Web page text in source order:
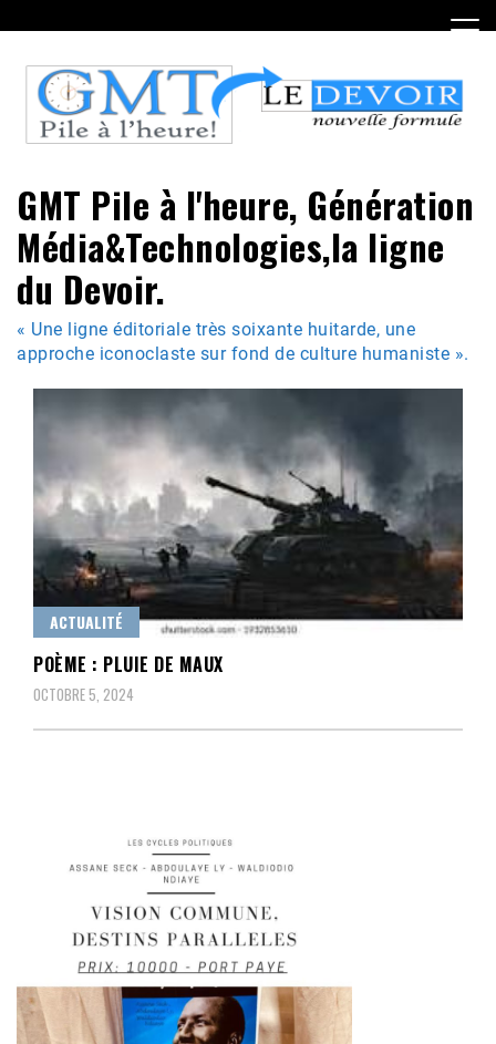
to
content
GMT Pile à l'heure, Génération
Média&Technologies,la ligne
du Devoir.
« Une ligne éditoriale très soixante huitarde, une
approche iconoclaste sur fond de culture humaniste ».
ACTUALITÉ
POÈME : PLUIE DE MAUX
OCTOBRE 5, 2024